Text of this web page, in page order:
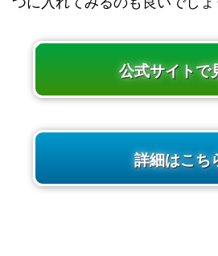
公式サイトで
詳細はこち